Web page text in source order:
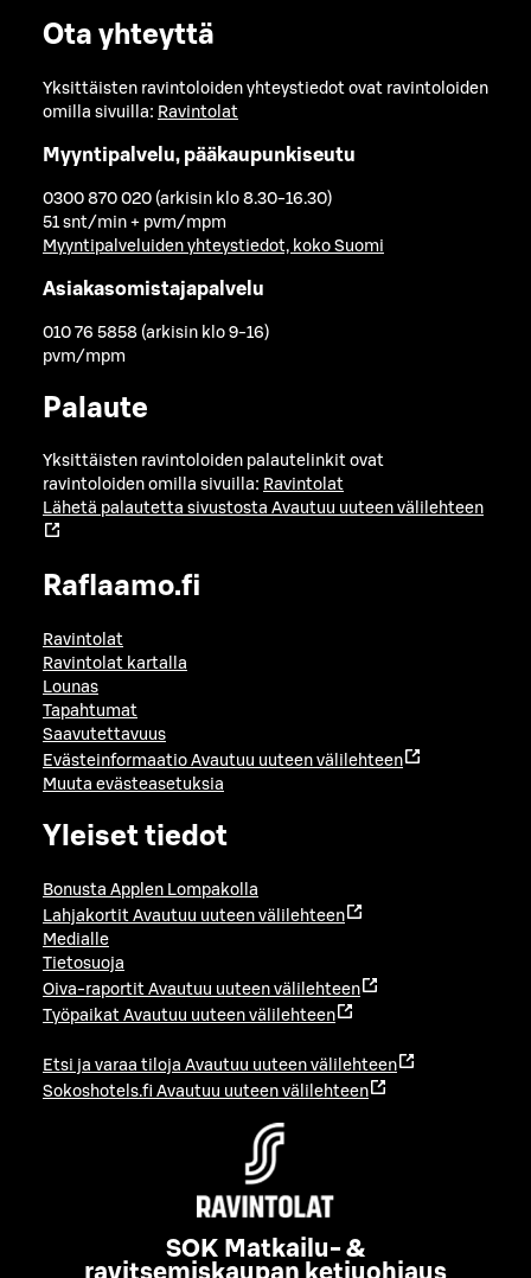
Ota yhteyttä
Yksittäisten ravintoloiden yhteystiedot ovat ravintoloiden
omilla sivuilla: Ravintolat
Myyntipalvelu, pääkaupunkiseutu
0300 870 020 (arkisin klo 8.30-16.30)
51 snt/min + pvm/mpm
Myyntipalveluiden yhteystiedot, koko Suomi
Asiakasomistajapalvelu
010 76 5858 (arkisin klo 9-16)
pvm/mpm
Palaute
Yksittäisten ravintoloiden palautelinkit ovat
ravintoloiden omilla sivuilla: Ravintolat
Lähetä palautetta sivustosta Avautuu uuteen välilehteen
Raflaamo.fi
Ravintolat
Ravintolat kartalla
Lounas
Tapahtumat
Saavutettavuus
Evästeinformaatio Avautuu uuteen välilehteen
Muuta evästeasetuksia
Yleiset tiedot
Bonusta Applen Lompakolla
Lahjakortit Avautuu uuteen välilehteen
Medialle
Tietosuoja
Oiva-raportit Avautuu uuteen välilehteen
Työpaikat Avautuu uuteen välilehteen
Etsi ja varaa tiloja Avautuu uuteen välilehteen
Sokoshotels.fi Avautuu uuteen välilehteen
SOK Matkailu- &